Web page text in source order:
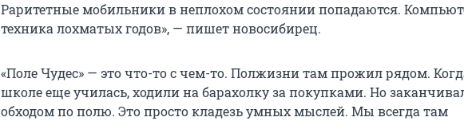
Раритетные мобильники в неплохом состоянии попадаются.
техника лохматых годов», — пишет новосибирец.
«Поле Чудес» — это что-то с чем-то. Полжизни там прожил рядом.
школе еще училась, ходили на барахолку за покупками. Но
обходом по полю. Это просто кладезь умных мыслей. Мы всегда там